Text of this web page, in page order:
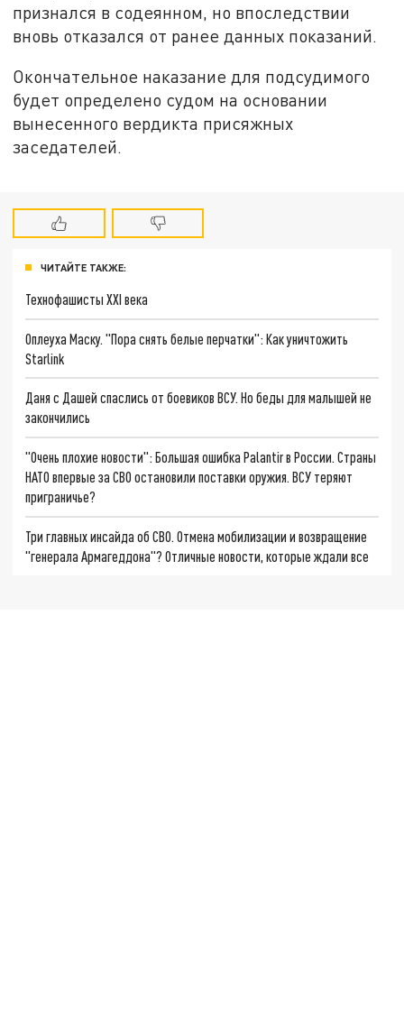
признался в содеянном, но впоследствии
вновь отказался от ранее данных показаний.
Окончательное наказание для подсудимого
будет определено судом на основании
вынесенного вердикта присяжных
заседателей.
ЧИТАЙТЕ ТАКЖЕ:
Технофашисты XXI века
Оплеуха Маску. "Пора снять белые перчатки": Как уничтожить
Starlink
Даня с Дашей спаслись от боевиков ВСУ. Но беды для малышей не
закончились
"Очень плохие новости": Большая ошибка Palantir в России. Страны
НАТО впервые за СВО остановили поставки оружия. ВСУ теряют
приграничье?
Три главных инсайда об СВО. Отмена мобилизации и возвращение
"генерала Армагеддона"? Отличные новости, которые ждали все